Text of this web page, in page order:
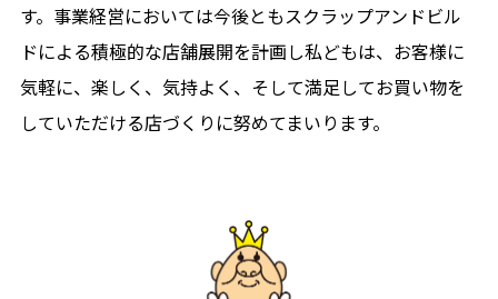
す。事業経営においては今後ともスクラップアンドビル
ドによる積極的な店舗展開を計画し私どもは、お客様に
気軽に、楽しく、気持よく、そして満足してお買い物を
していただける店づくりに努めてまいります。